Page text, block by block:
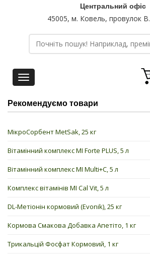
Центральний офіс
45005, м. Ковель, провулок
Toggle
navigation
Рекомендуємо товари
МікроСорбент MetSak, 25 кг
Вітамінний комплекс MI Forte PLUS, 5 л
Вітамінний комплекс MI Multi+C, 5 л
Комплекс вітамінів MI Cal Vit, 5 л
DL-Метіонін кормовий (Evonik), 25 кг
Кормова Смакова Добавка Апетіто, 1 кг
Трикальцій Фосфат Кормовий, 1 кг